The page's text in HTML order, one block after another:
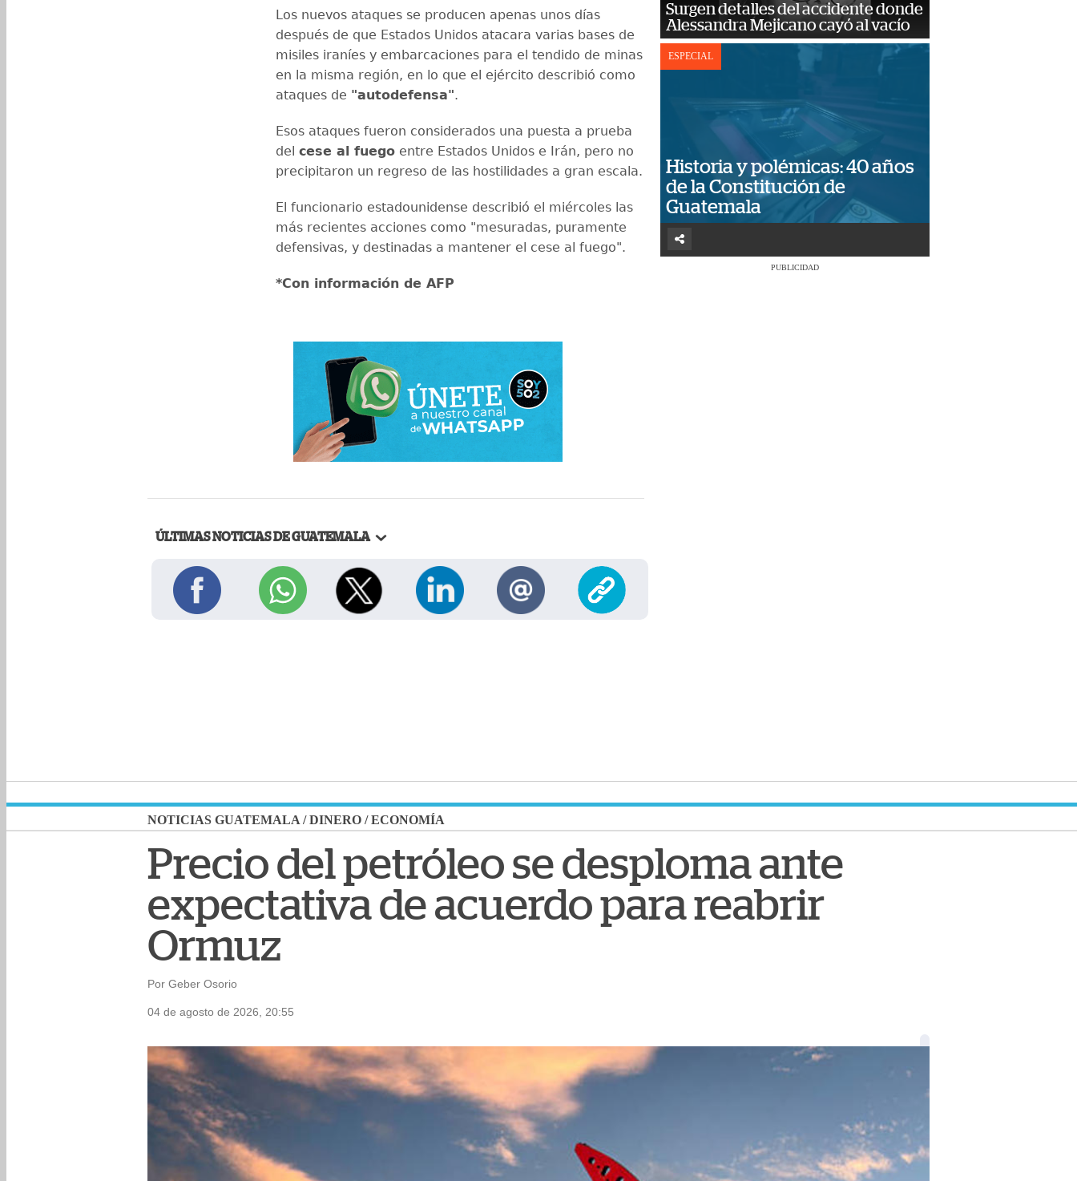
Los nuevos ataques se producen apenas unos días
después de que Estados Unidos atacara varias bases de
misiles iraníes y embarcaciones para el tendido de minas
en la misma región, en lo que el ejército describió como
ataques de "autodefensa".
Esos ataques fueron considerados una puesta a prueba
del cese al fuego entre Estados Unidos e Irán, pero no
precipitaron un regreso de las hostilidades a gran escala.
El funcionario estadounidense describió el miércoles las
más recientes acciones como "mesuradas, puramente
defensivas, y destinadas a mantener el cese al fuego".
*Con información de AFP
ÚLTIMAS NOTICIAS DE GUATEMALA
Surgen detalles del accidente donde
Alessandra Mejicano cayó al vacío
ESPECIAL
Historia y polémicas: 40 años
de la Constitución de
Guatemala
PUBLICIDAD
NOTICIAS GUATEMALA /DINERO /ECONOMÍA
Precio del petróleo se desploma ante
expectativa de acuerdo para reabrir
Ormuz
Por Geber Osorio
04 de agosto de 2026, 20:55